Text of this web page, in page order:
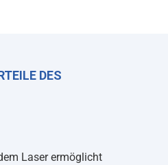
DES
Laser ermöglicht